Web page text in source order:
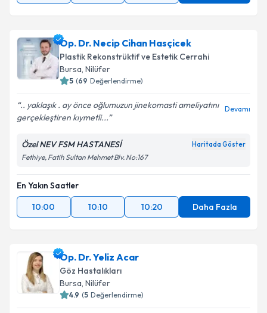
Op. Dr. Necip Cihan Hasçicek
Plastik Rekonstrüktif ve Estetik Cerrahi
Bursa, Nilüfer
5 (69 Değerlendirme)
.. yaklaşık . ay önce oğlumuzun jinekomasti ameliyatını
gerçekleştiren kıymetli...
Devamı
Özel NEV FSM HASTANESİ Haritada Göster
Fethiye, Fatih Sultan Mehmet Blv. No:167
En Yakın Saatler
10:00
10:10 10:20 Daha Fazla
Op. Dr. Yeliz Acar
Göz Hastalıkları
Bursa, Nilüfer
4.9 (5 Değerlendirme)